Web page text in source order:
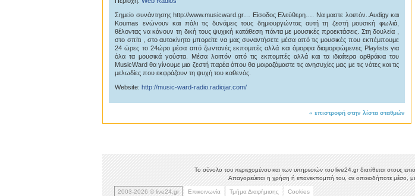
Σημείο συνάντησης http://www.musicward.gr… Είσοδος Ελεύθερη…. Να μαστε λοιπόν..Αυdigy και
Koumas ενώνουν και πάλι τις δυνάμεις τους δημιουργώντας αυτή τη ζεστή μουσική φωλιά,
θέλοντας να κάνουν τη δική τους ψυχική κατάθεση πάντα με μουσικές προεκτάσεις. Στη δουλεία ,
στο σπίτι , στο αυτοκίνητο μπορείτε να μας συναντήσετε μέσα από τις μουσικές που εκπέμπουμε
24 ώρες το 24ώρο μέσα από ζωντανές εκπομπές αλλά και όμορφα διαμορφώμενες Playlists για
όλα τα μουσικά γούστα. Μέσα λοιπόν από τις εκπομπές αλλά και τα ιδιαίτερα αρθράκια του
MusicWard θα γίνουμε μια ζεστή παρέα όπου θα μοιραζόμαστε τις ανησυχίες μας με τις νότες και τις
μελωδίες που εκφράζουν τη ψυχή του καθενός.
Website: http://music-ward-radio.radiojar.com/
« επιστροφή στην λίστα σταθμών
Το σύνολο του περιεχομένου και των υπηρεσιών του live24.gr διατίθεται στους
Απαγορεύεται η χρήση ή επανεκπομπή του, σε οποιοδήποτε μέσο,
2003-2026 © live24.gr Επικοινωνία Τμήμα Διαφήμισης Cookies